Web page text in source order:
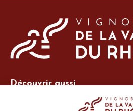
Découvrir aussi